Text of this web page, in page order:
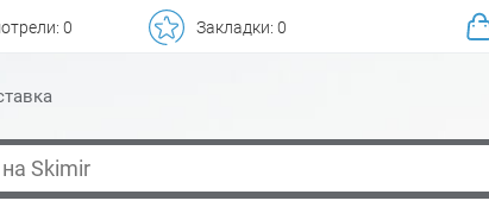
0 Закладки: 0